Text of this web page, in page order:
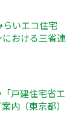
らいエコ住宅
おける三省連
戸建住宅省エ
内（東京都）